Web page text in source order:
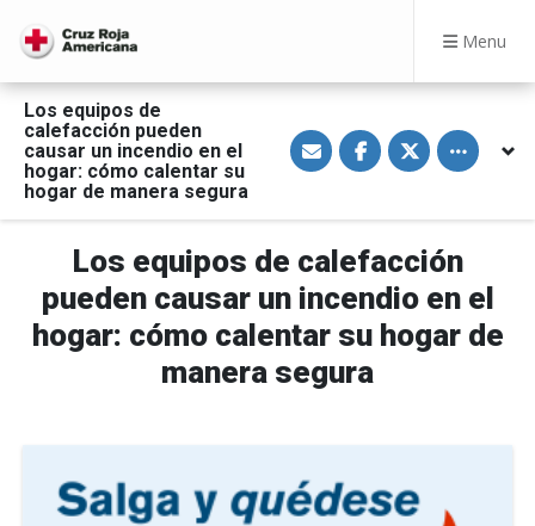
Menu
Los equipos de
calefacción pueden
causar un incendio en el
hogar: cómo calentar su
hogar de manera segura
S
h
a
v
a
E
a
l
S
h
a
o
F
a
e
o
o
k
S
h
a
o
T
w
t
e
r
Toggle
Los equipos de calefacción
pueden causar un incendio en el
hogar: cómo calentar su hogar de
manera segura